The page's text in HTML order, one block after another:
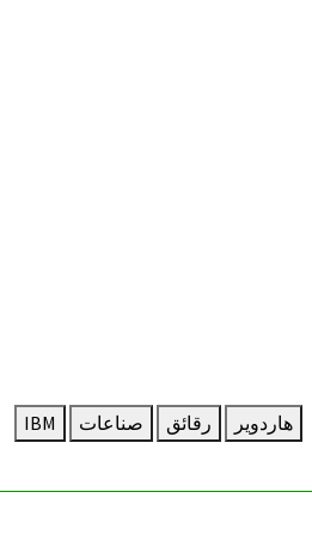
هاردوير رقائق صناعات IBM